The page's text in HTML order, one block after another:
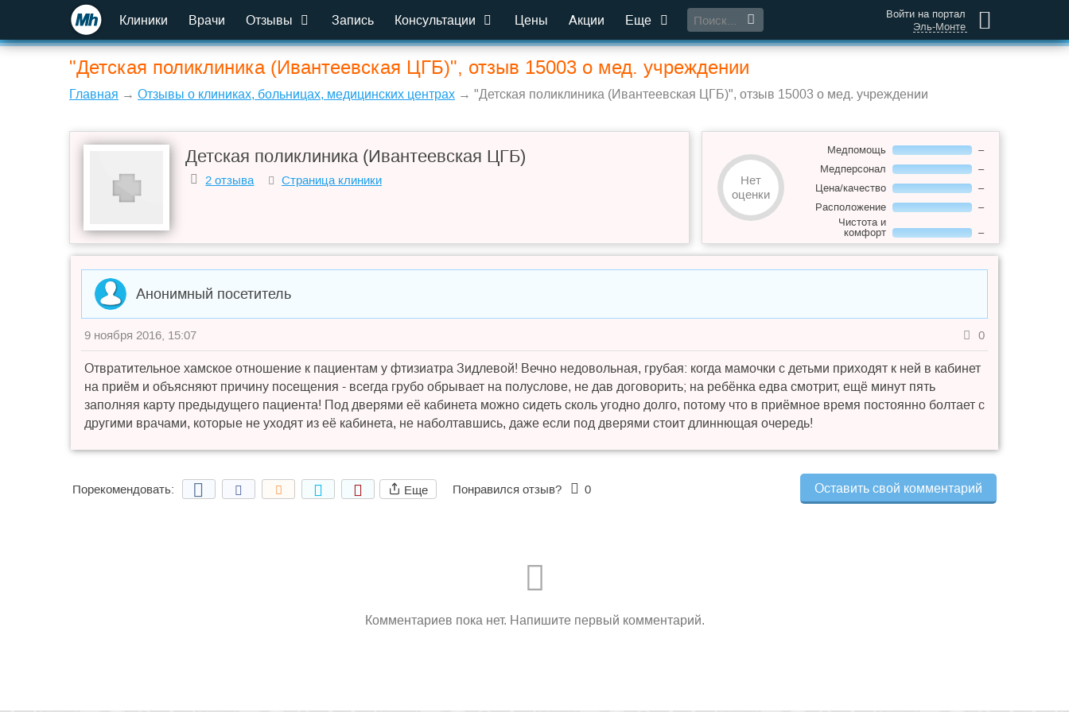
Клиники Врачи Отзывы Запись Консультации Цены Акции Еще
Войти на портал
Эль-Монте
"Детская поликлиника (Ивантеевская ЦГБ)", отзыв 15003 о мед. учреждении
Главная → Отзывы о клиниках, больницах, медицинских центрах → "Детская поликлиника (Ивантеевская ЦГБ)", отзыв 15003 о мед. учреждении
Детская поликлиника (Ивантеевская ЦГБ)
2 отзыва Страница клиники
Нет
оценки
Медпомощь
–
Медперсонал
–
Цена/качество
–
Расположение
–
Чистота и
комфорт
–
Анонимный посетитель
0
9 ноября 2016, 15:07
Отвратительное хамское отношение к пациентам у фтизиатра Зидлевой! Вечно недовольная, грубая: когда мамочки с детьми приходят к ней в кабинет
на приём и объясняют причину посещения - всегда грубо обрывает на полуслове, не дав договорить; на ребёнка едва смотрит, ещё минут пять
заполняя карту предыдущего пациента! Под дверями её кабинета можно сидеть сколь угодно долго, потому что в приёмное время постоянно болтает с
другими врачами, которые не уходят из её кабинета, не наболтавшись, даже если под дверями стоит длиннющая очередь!
Оставить свой комментарий
Порекомендовать: Еще Понравился отзыв? 0
Комментариев пока нет. Напишите первый комментарий.